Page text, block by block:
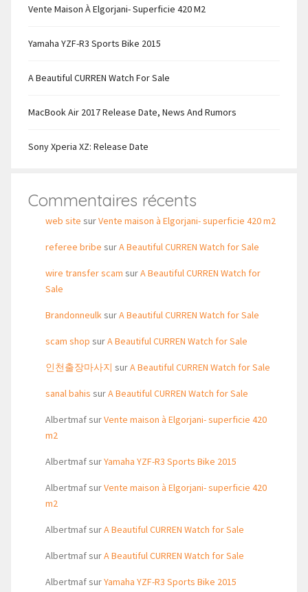
Vente Maison À Elgorjani- Superficie 420 M2
Yamaha YZF-R3 Sports Bike 2015
A Beautiful CURREN Watch For Sale
MacBook Air 2017 Release Date, News And Rumors
Sony Xperia XZ: Release Date
Commentaires récents
web site surVente maison à Elgorjani- superficie 420 m2
referee bribe surA Beautiful CURREN Watch for Sale
wire transfer scam surA Beautiful CURREN Watch for
Sale
BrandonneulksurA Beautiful CURREN Watch for Sale
scam shop surA Beautiful CURREN Watch for Sale
인천출장마사지 surA Beautiful CURREN Watch for Sale
sanal bahis surA Beautiful CURREN Watch for Sale
AlbertmafsurVente maison à Elgorjani- superficie 420
m2
AlbertmafsurYamaha YZF-R3 Sports Bike 2015
AlbertmafsurVente maison à Elgorjani- superficie 420
m2
AlbertmafsurA Beautiful CURREN Watch for Sale
AlbertmafsurA Beautiful CURREN Watch for Sale
AlbertmafsurYamaha YZF-R3 Sports Bike 2015